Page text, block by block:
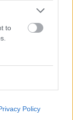
to
Policy